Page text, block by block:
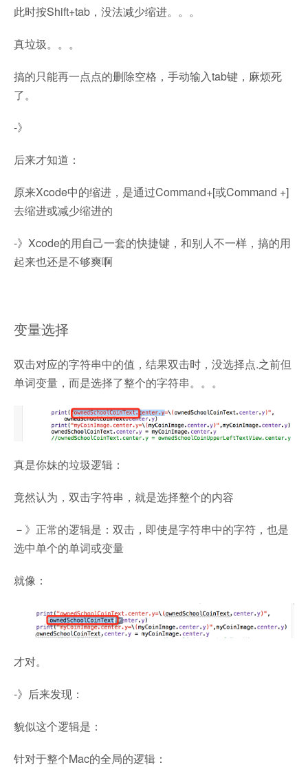
此时按Shift+tab，没法减少缩进。。。
真垃圾。。。
搞的只能再一点点的删除空格，手动输入tab键，麻烦死
了。
-》
后来才知道：
原来Xcode中的缩进，是通过Command+[或Command +]
去缩进或减少缩进的
-》Xcode的用自己一套的快捷键，和别人不一样，搞的用
起来也还是不够爽啊
变量选择
双击对应的字符串中的值，结果双击时，没选择点.之前但
单词变量，而是选择了整个的字符串。。。
真是你妹的垃圾逻辑：
竟然认为，双击字符串，就是选择整个的内容
－》正常的逻辑是：双击，即使是字符串中的字符，也是
选中单个的单词或变量
就像：
才对。
-》后来发现：
貌似这个逻辑是：
针对于整个Mac的全局的逻辑：